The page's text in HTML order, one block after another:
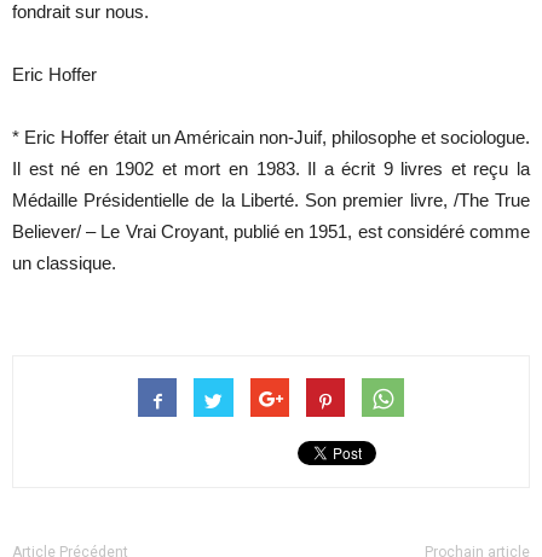
fondrait sur nous.
Eric Hoffer
* Eric Hoffer était un Américain non-Juif, philosophe et sociologue.
Il est né en 1902 et mort en 1983. Il a écrit 9 livres et reçu la
Médaille Présidentielle de la Liberté. Son premier livre, /The True
Believer/ – Le Vrai Croyant, publié en 1951, est considéré comme
un classique.
Article Précédent Prochain article